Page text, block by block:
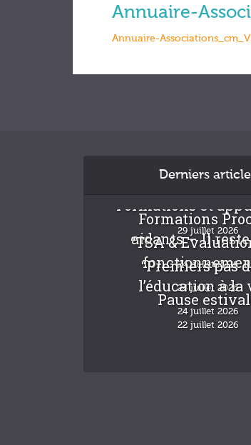
Annuaire-
Annuaire-
Derniers
Formations et
29 juillet 2026
Formations
aidants – Il reste
24 juillet 2026
“TSA &
24 juillet 2026
“Premiers pas
l’éducation à la
24 juillet 2026
Pause
22 juillet 2026